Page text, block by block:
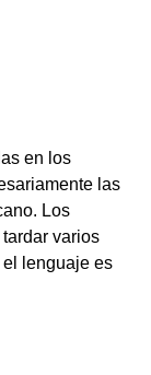
en los
las
Los
varios
lenguaje es